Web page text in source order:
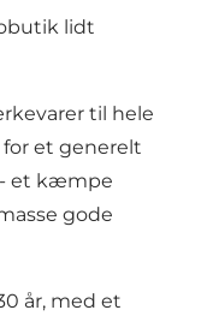
lidt
til hele
et generelt
et kæmpe
gode
år, med et